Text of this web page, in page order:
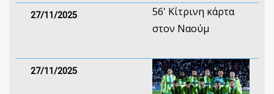
27/11/2025
56' Κίτρινη κάρτα
στον Ναούμ
27/11/2025